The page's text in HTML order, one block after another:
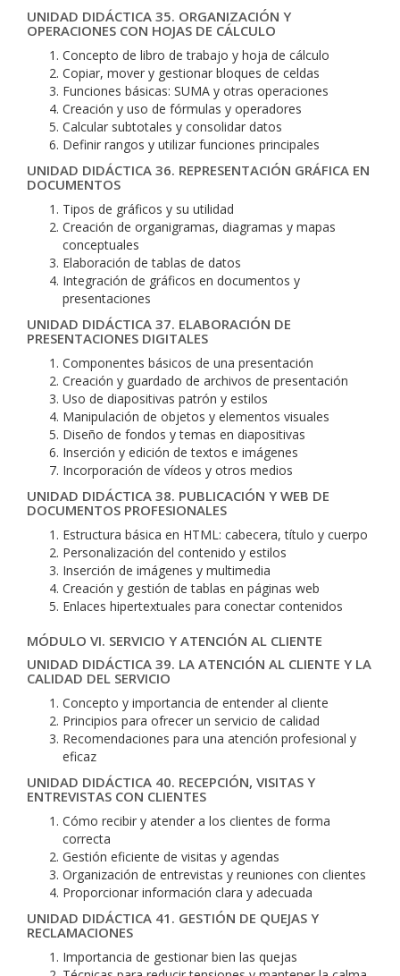
UNIDAD DIDÁCTICA 35. ORGANIZACIÓN Y
OPERACIONES CON HOJAS DE CÁLCULO
Concepto de libro de trabajo y hoja de cálculo
Copiar, mover y gestionar bloques de celdas
Funciones básicas: SUMA y otras operaciones
Creación y uso de fórmulas y operadores
Calcular subtotales y consolidar datos
Definir rangos y utilizar funciones principales
UNIDAD DIDÁCTICA 36. REPRESENTACIÓN GRÁFICA EN
DOCUMENTOS
Tipos de gráficos y su utilidad
Creación de organigramas, diagramas y mapas
conceptuales
Elaboración de tablas de datos
Integración de gráficos en documentos y
presentaciones
UNIDAD DIDÁCTICA 37. ELABORACIÓN DE
PRESENTACIONES DIGITALES
Componentes básicos de una presentación
Creación y guardado de archivos de presentación
Uso de diapositivas patrón y estilos
Manipulación de objetos y elementos visuales
Diseño de fondos y temas en diapositivas
Inserción y edición de textos e imágenes
Incorporación de vídeos y otros medios
UNIDAD DIDÁCTICA 38. PUBLICACIÓN Y WEB DE
DOCUMENTOS PROFESIONALES
Estructura básica en HTML: cabecera, título y cuerpo
Personalización del contenido y estilos
Inserción de imágenes y multimedia
Creación y gestión de tablas en páginas web
Enlaces hipertextuales para conectar contenidos
MÓDULO VI. SERVICIO Y ATENCIÓN AL CLIENTE
UNIDAD DIDÁCTICA 39. LA ATENCIÓN AL CLIENTE Y LA
CALIDAD DEL SERVICIO
Concepto y importancia de entender al cliente
Principios para ofrecer un servicio de calidad
Recomendaciones para una atención profesional y
eficaz
UNIDAD DIDÁCTICA 40. RECEPCIÓN, VISITAS Y
ENTREVISTAS CON CLIENTES
Cómo recibir y atender a los clientes de forma
correcta
Gestión eficiente de visitas y agendas
Organización de entrevistas y reuniones con clientes
Proporcionar información clara y adecuada
UNIDAD DIDÁCTICA 41. GESTIÓN DE QUEJAS Y
RECLAMACIONES
Importancia de gestionar bien las quejas